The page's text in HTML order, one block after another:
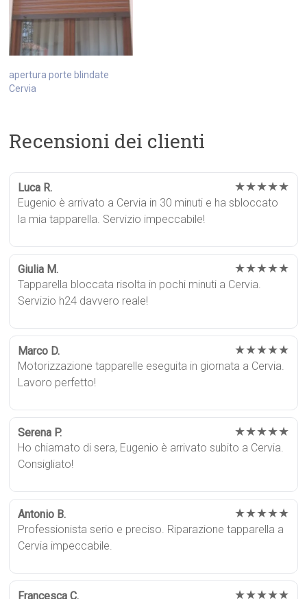
apertura porte blindate
Cervia
Recensioni dei clienti
Luca R. ★★★★★
Eugenio è arrivato a Cervia in 30 minuti e ha sbloccato
la mia tapparella. Servizio impeccabile!
Giulia M. ★★★★★
Tapparella bloccata risolta in pochi minuti a Cervia.
Servizio h24 davvero reale!
Marco D. ★★★★★
Motorizzazione tapparelle eseguita in giornata a Cervia.
Lavoro perfetto!
Serena P. ★★★★★
Ho chiamato di sera, Eugenio è arrivato subito a Cervia.
Consigliato!
Antonio B. ★★★★★
Professionista serio e preciso. Riparazione tapparella a
Cervia impeccabile.
Francesca C. ★★★★★